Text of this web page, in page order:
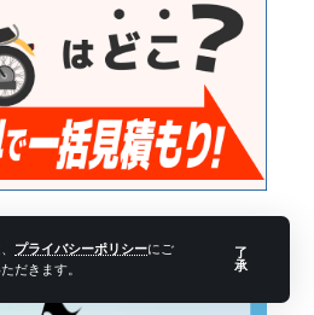
プライバシーポリシーにご
だきます。
了
承